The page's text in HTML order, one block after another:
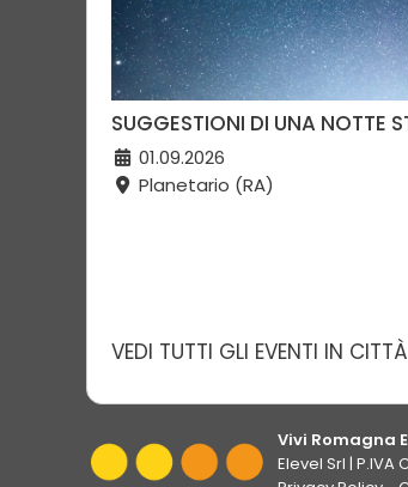
SUGGESTIONI DI UNA NOTTE
01.09.2026
Planetario (RA)
VEDI TUTTI GLI EVENTI IN CITTÀ
Vivi Romagna
Elevel Srl | P.IVA